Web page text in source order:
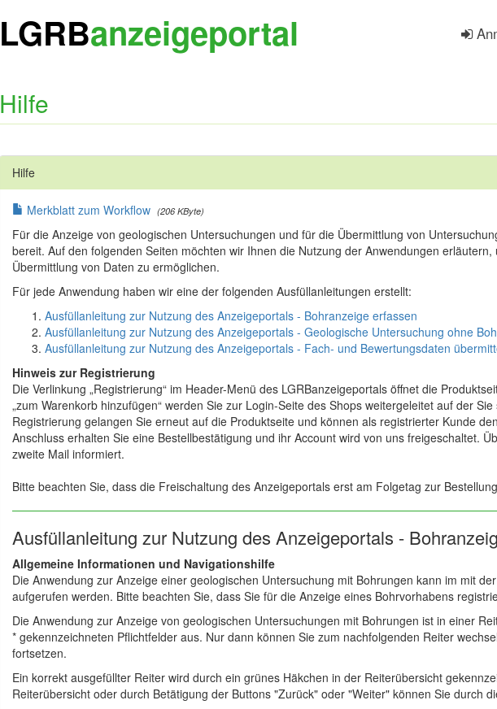
LGRBanzeigeportal
Hilfe
Hilfe
Merkblatt zum Workflow (206 KByte)
Für die Anzeige von geologischen Untersuchungen und für die Übermittlung von
bereit. Auf den folgenden Seiten möchten wir Ihnen die Nutzung der Anwendungen
Übermittlung von Daten zu ermöglichen.
Für jede Anwendung haben wir eine der folgenden Ausfüllanleitungen erstellt:
Ausfüllanleitung zur Nutzung des Anzeigeportals - Bohranzeige erfassen
Ausfüllanleitung zur Nutzung des Anzeigeportals - Geologische Untersuchung ohne
Ausfüllanleitung zur Nutzung des Anzeigeportals - Fach- und Bewertungsdaten
Hinweis zur Registrierung
Die Verlinkung „Registrierung“ im Header-Menü des LGRBanzeigeportals öffnet die
„zum Warenkorb hinzufügen“ werden Sie zur Login-Seite des Shops weitergeleitet auf der
Registrierung gelangen Sie erneut auf die Produktseite und können als registrierter Kunde
Anschluss erhalten Sie eine Bestellbestätigung und ihr Account wird von uns freigeschaltet.
zweite Mail informiert.
Bitte beachten Sie, dass die Freischaltung des Anzeigeportals erst am Folgetag zur
Ausfüllanleitung zur Nutzung des Anzeigeportals -
Allgemeine Informationen und Navigationshilfe
Die Anwendung zur Anzeige einer geologischen Untersuchung mit Bohrungen kann im mit
aufgerufen werden. Bitte beachten Sie, dass Sie für die Anzeige eines Bohrvorhabens
Die Anwendung zur Anzeige von geologischen Untersuchungen mit Bohrungen ist in einer
* gekennzeichneten Pflichtfelder aus. Nur dann können Sie zum nachfolgenden Reiter
fortsetzen.
Ein korrekt ausgefüllter Reiter wird durch ein grünes Häkchen in der Reiterübersicht
Reiterübersicht oder durch Betätigung der Buttons "Zurück" oder "Weiter" können Sie durch